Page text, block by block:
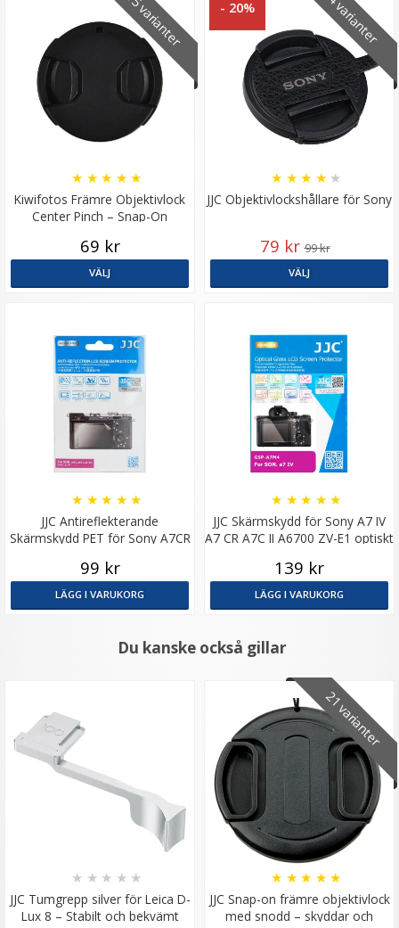
15 varianter
Kiwifotos Främre Objektivlock
Center Pinch – Snap-On
★ ★ ★ ★ ★
69 kr
VÄLJ
4 varianter
- 20%
JJC Objektivlockshållare för Sony
★ ★ ★ ★ ★
79 kr 99 kr
VÄLJ
JJC Antireflekterande
Skärmskydd PET för Sony A7CR
★ ★ ★ ★ ★
99 kr
LÄGG I VARUKORG
JJC Skärmskydd för Sony A7 IV
A7 CR A7C II A6700 ZV-E1 optiskt
★ ★ ★ ★ ★
139 kr
LÄGG I VARUKORG
Du kanske också gillar
JJC Tumgrepp silver för Leica D-
Lux 8 – Stabilt och bekvämt
★ ★ ★ ★ ★
21 varianter
JJC Snap-on främre objektivlock
med snodd – skyddar och
★ ★ ★ ★ ★